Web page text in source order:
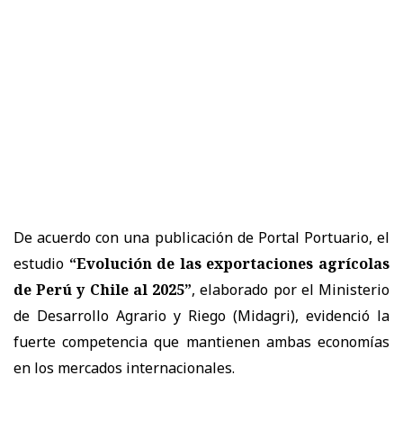
De acuerdo con una publicación de Portal Portuario, el
estudio “Evolución de las exportaciones agrícolas
de Perú y Chile al 2025”, elaborado por el Ministerio
de Desarrollo Agrario y Riego (Midagri), evidenció la
fuerte competencia que mantienen ambas economías
en los mercados internacionales.